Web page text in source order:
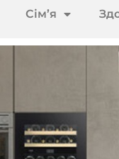
Сім’я